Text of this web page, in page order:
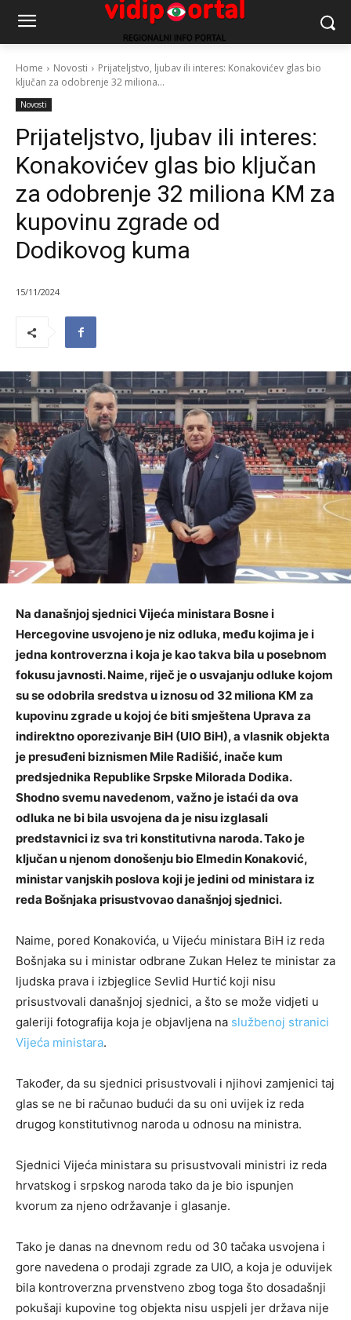
Home Novosti
Prijateljstvo, ljubav ili interes: Konakovićev glas bio
ključan za odobrenje 32 miliona...
Novosti
Prijateljstvo, ljubav ili interes:
Konakovićev glas bio ključan
za odobrenje 32 miliona KM za
kupovinu zgrade od
Dodikovog kuma
15/11/2024
Na današnjoj sjednici Vijeća ministara Bosne i
Hercegovine usvojeno je niz odluka, među kojima je i
jedna kontroverzna i koja je kao takva bila u posebnom
fokusu javnosti. Naime, riječ je o usvajanju odluke kojom
su se odobrila sredstva u iznosu od 32 miliona KM za
kupovinu zgrade u kojoj će biti smještena Uprava za
indirektno oporezivanje BiH (UIO BiH), a vlasnik objekta
je presuđeni biznismen Mile Radišić, inače kum
predsjednika Republike Srpske Milorada Dodika.
Shodno svemu navedenom, važno je istaći da ova
odluka ne bi bila usvojena da je nisu izglasali
predstavnici iz sva tri konstitutivna naroda. Tako je
ključan u njenom donošenju bio Elmedin Konaković,
ministar vanjskih poslova koji je jedini od ministara iz
reda Bošnjaka prisustvovao današnjoj sjednici.
Naime, pored Konakovića, u Vijeću ministara BiH iz reda
Bošnjaka su i ministar odbrane Zukan Helez te ministar za
ljudska prava i izbjeglice Sevlid Hurtić koji nisu
prisustvovali današnjoj sjednici, a što se može vidjeti u
galeriji fotografija koja je objavljena na službenoj stranici
Vijeća ministara.
Također, da su sjednici prisustvovali i njihovi zamjenici taj
glas se ne bi računao budući da su oni uvijek iz reda
drugog konstitutivnog naroda u odnosu na ministra.
Sjednici Vijeća ministara su prisustvovali ministri iz reda
hrvatskog i srpskog naroda tako da je bio ispunjen
kvorum za njeno održavanje i glasanje.
Tako je danas na dnevnom redu od 30 tačaka usvojena i
gore navedena o prodaji zgrade za UIO, a koja je oduvijek
bila kontroverzna prvenstveno zbog toga što dosadašnji
pokušaji kupovine tog objekta nisu uspjeli jer država nije